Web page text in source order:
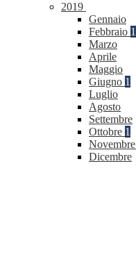
2019
Gennaio
Febbraio 1
Marzo
Aprile
Maggio
Giugno 1
Luglio
Agosto
Settembre
Ottobre 1
Novembre
Dicembre